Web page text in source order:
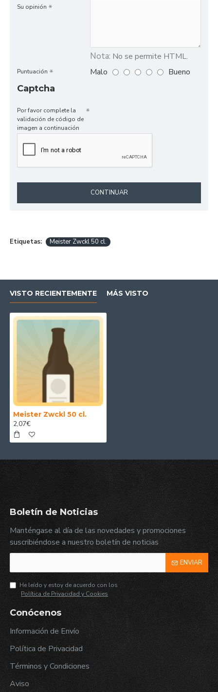
Su opinión
Nota: No se permite HTML.
Puntuación Malo
Bueno
Captcha
Por favor complete la
validación de código de
imagen a continuación
CONTINUAR
Etiquetas: Meister Zwckl 50 cl.
VISTO RECIENTEMENTE MÁS VISTO
Meister Zwckl 50 cl.
2,07€
Boletín de Noticias
Manténgase al día de las novedades y promociones
suscribiéndose a nuestro boletín de noticias
ENVIAR
He leído y estoy de acuerdo con los
Política de Privacidad y Cookies
Conócenos
Información de Envío
Política de Privacidad
Términos y Condiciones
Aviso